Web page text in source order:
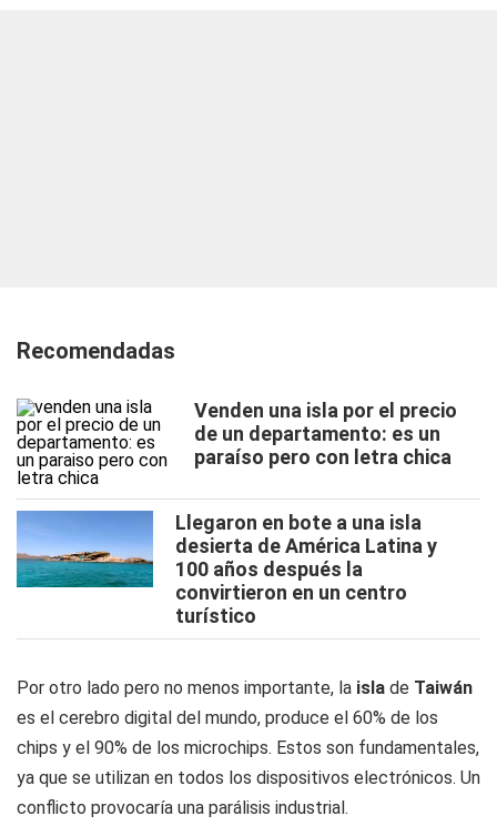
Recomendadas
Venden una isla por el precio
de un departamento: es un
paraíso pero con letra chica
Llegaron en bote a una isla
desierta de América Latina y
100 años después la
convirtieron en un centro
turístico
Por otro lado pero no menos importante, la isla de Taiwán
es el cerebro digital del mundo, produce el 60% de los
chips y el 90% de los microchips. Estos son fundamentales,
ya que se utilizan en todos los dispositivos electrónicos. Un
conflicto provocaría una parálisis industrial.